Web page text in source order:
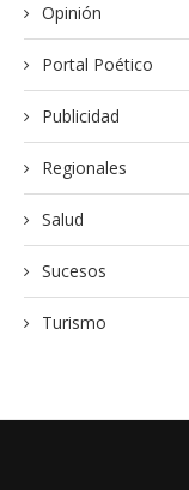
Opinión
Portal Poético
Publicidad
Regionales
Salud
Sucesos
Turismo